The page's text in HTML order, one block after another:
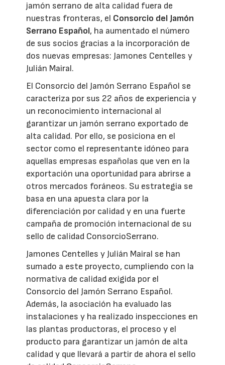
jamón serrano de alta calidad fuera de
nuestras fronteras, el Consorcio del Jamón
Serrano Español, ha aumentado el número
de sus socios gracias a la incorporación de
dos nuevas empresas: Jamones Centelles y
Julián Mairal.
El Consorcio del Jamón Serrano Español se
caracteriza por sus 22 años de experiencia y
un reconocimiento internacional al
garantizar un jamón serrano exportado de
alta calidad. Por ello, se posiciona en el
sector como el representante idóneo para
aquellas empresas españolas que ven en la
exportación una oportunidad para abrirse a
otros mercados foráneos. Su estrategia se
basa en una apuesta clara por la
diferenciación por calidad y en una fuerte
campaña de promoción internacional de su
sello de calidad ConsorcioSerrano.
Jamones Centelles y Julián Mairal se han
sumado a este proyecto, cumpliendo con la
normativa de calidad exigida por el
Consorcio del Jamón Serrano Español.
Además, la asociación ha evaluado las
instalaciones y ha realizado inspecciones en
las plantas productoras, el proceso y el
producto para garantizar un jamón de alta
calidad y que llevará a partir de ahora el sello